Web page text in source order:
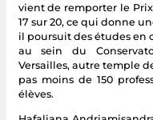
vient de remporter le
17 sur 20, ce qui donne
il poursuit des études en
au sein du
Versailles, autre temple
pas moins de 150
élèves.